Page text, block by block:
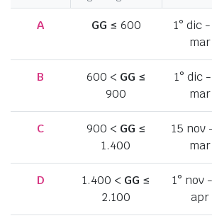
A GG ≤ 600
1° dic
mar
B 600 < GG ≤
900
1° dic
mar
C 900 < GG ≤
1.400
15 nov
mar
D 1.400 < GG ≤
2.100
1° nov
apr